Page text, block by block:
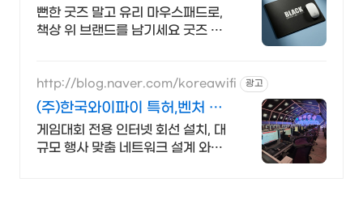
뻔한 굿즈 말고 유리 마우스패드로,
책상 위 브랜드를 남기세요 굿즈 제
http://blog.naver.com/koreawifi 광고
(주)한국와이파이 특허,벤처 행
사용 대용량 인터넷 구축
게임대회 전용 인터넷 회선 설치, 대
규모 행사 맞춤 네트워크 설계 와이